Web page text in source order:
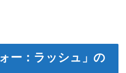
ー：ラッシュ」の